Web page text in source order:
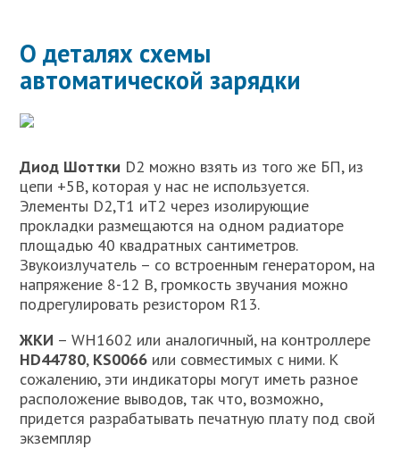
О деталях схемы
автоматической зарядки
Диод Шоттки D2 можно взять из того же БП, из
цепи +5В, которая у нас не используется.
Элементы D2,Т1 иТ2 через изолирующие
прокладки размещаются на одном радиаторе
площадью 40 квадратных сантиметров.
Звукоизлучатель – со встроенным генератором, на
напряжение 8-12 В, громкость звучания можно
подрегулировать резистором R13.
ЖКИ – WH1602 или аналогичный, на контроллере
HD44780, KS0066 или совместимых с ними. К
сожалению, эти индикаторы могут иметь разное
расположение выводов, так что, возможно,
придется разрабатывать печатную плату под свой
экземпляр